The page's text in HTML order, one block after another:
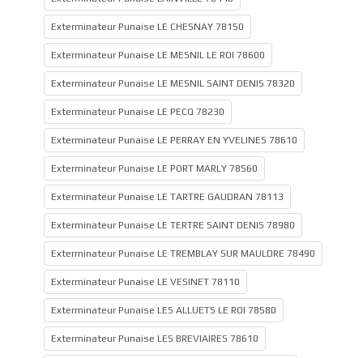
Exterminateur Punaise LE CHESNAY 78150
Exterminateur Punaise LE MESNIL LE ROI 78600
Exterminateur Punaise LE MESNIL SAINT DENIS 78320
Exterminateur Punaise LE PECQ 78230
Exterminateur Punaise LE PERRAY EN YVELINES 78610
Exterminateur Punaise LE PORT MARLY 78560
Exterminateur Punaise LE TARTRE GAUDRAN 78113
Exterminateur Punaise LE TERTRE SAINT DENIS 78980
Exterminateur Punaise LE TREMBLAY SUR MAULDRE 78490
Exterminateur Punaise LE VESINET 78110
Exterminateur Punaise LES ALLUETS LE ROI 78580
Exterminateur Punaise LES BREVIAIRES 78610